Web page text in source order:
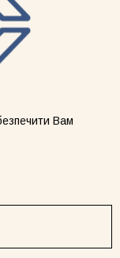
Вам